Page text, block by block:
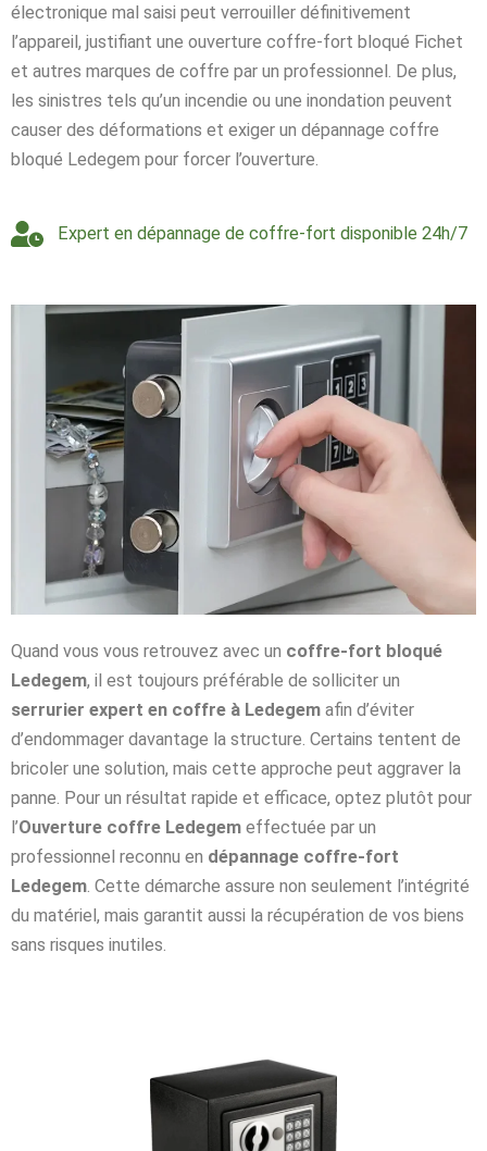
électronique mal saisi peut verrouiller définitivement
l’appareil, justifiant une ouverture coffre-fort bloqué Fichet
et autres marques de coffre par un professionnel. De plus,
les sinistres tels qu’un incendie ou une inondation peuvent
causer des déformations et exiger un dépannage coffre
bloqué Ledegem pour forcer l’ouverture.
Expert en dépannage de coffre-fort disponible 24h/7
Quand vous vous retrouvez avec un coffre-fort bloqué
Ledegem, il est toujours préférable de solliciter un
serrurier expert en coffre à Ledegem afin d’éviter
d’endommager davantage la structure. Certains tentent de
bricoler une solution, mais cette approche peut aggraver la
panne. Pour un résultat rapide et efficace, optez plutôt pour
l’Ouverture coffre Ledegem effectuée par un
professionnel reconnu en dépannage coffre-fort
Ledegem. Cette démarche assure non seulement l’intégrité
du matériel, mais garantit aussi la récupération de vos biens
sans risques inutiles.